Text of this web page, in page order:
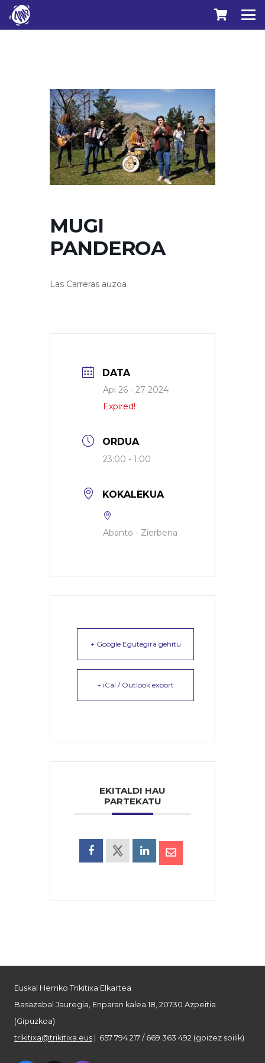
MUGI
PANDEROA
Las Carreras auzoa
DATA
Api 26 - 27 2024
Expired!
ORDUA
23:00 - 1:00
KOKALEKUA
Abanto - Zierbena
+ Google Egutegira gehitu
+ iCal / Outlook export
EKITALDI HAU
PARTEKATU
Euskal Herriko Trikitixa Elkartea
Basazabal Jauregia, Enparan kalea 18, 20730 Azpeitia
(Gipuzkoa)
trikitixa@trikitixa.eus | 657 794 217 / 669 363 492 (goizez soilik)